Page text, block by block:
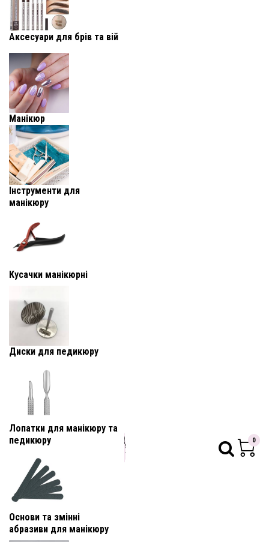
Аксесуари для брів та вій
Манікюр
Інструменти для
манікюру
Кусачки манікюрні
Диски для педикюру
Лопатки для манікюру та
педикюру
Основи та змінні
абразиви для манікюру
0